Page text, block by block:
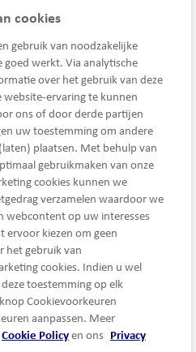
17.30 uur
cookies
gebruik van noodzakelijke
goed werkt. Via analytische
over het gebruik van deze
ervaring te kunnen
ons of door derde partijen
uw toestemming om andere
plaatsen. Met behulp van
gebruikmaken van onze
cookies kunnen we
verzamelen waardoor we
webcontent op uw interesses
ervoor kiezen om geen
het gebruik van
cookies. Indien u wel
toestemming op elk
Cookievoorkeuren
aanpassen. Meer
Cookie Policy en ons Privacy